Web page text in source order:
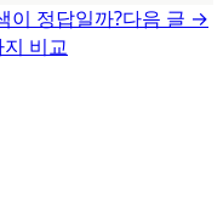
이 정답일까?다음 글 →
비교